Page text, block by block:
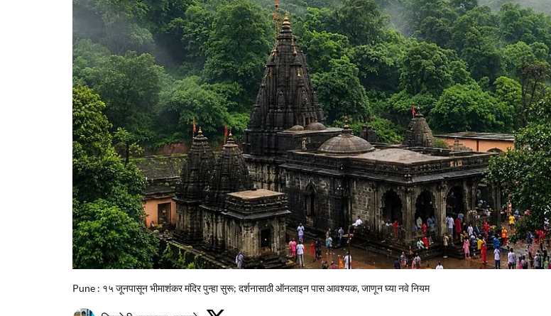
Pune : १५ जूनपासून भीमाशंकर मंदिर पुन्हा सुरू; दर्शनासाठी ऑनलाइन पास आवश्यक, जाणून घ्या नवे नियम